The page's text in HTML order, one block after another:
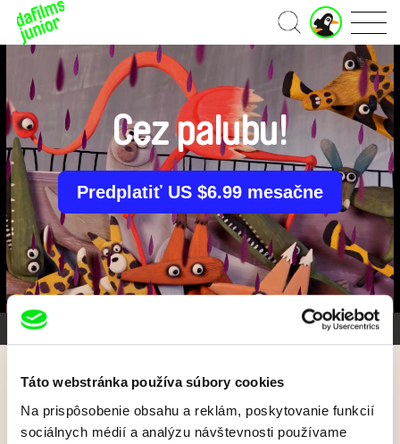
Táto webstránka používa súbory cookies
Na prispôsobenie obsahu a reklám, poskytovanie funkcií
sociálnych médií a analýzu návštevnosti používame
Domov
J
u
o
r
č
e
Galéria 1/4
Cez palubu!
Predplatiť US $6.99 mesačne
Späť